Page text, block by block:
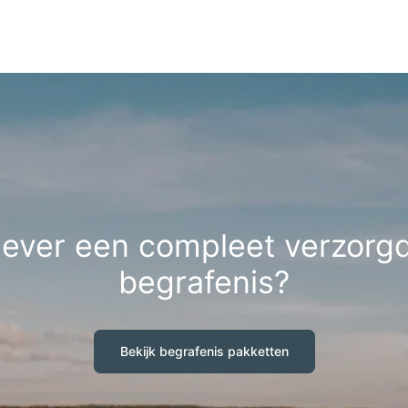
een compleet
begrafenis?
Bekijk begrafenis pakketten